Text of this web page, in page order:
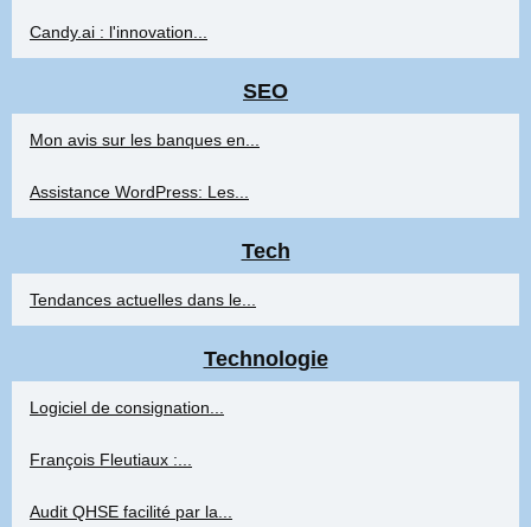
Candy.ai : l'innovation...
SEO
Mon avis sur les banques en...
Assistance WordPress: Les...
Tech
Tendances actuelles dans le...
Technologie
Logiciel de consignation...
François Fleutiaux :...
Audit QHSE facilité par la...